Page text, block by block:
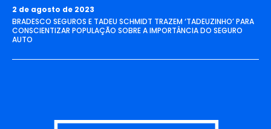
2 de agosto de 2023
BRADESCO SEGUROS E TADEU SCHMIDT TRAZEM ‘TADEUZINHO’ PARA
CONSCIENTIZAR POPULAÇÃO SOBRE A IMPORTÂNCIA DO SEGURO
AUTO